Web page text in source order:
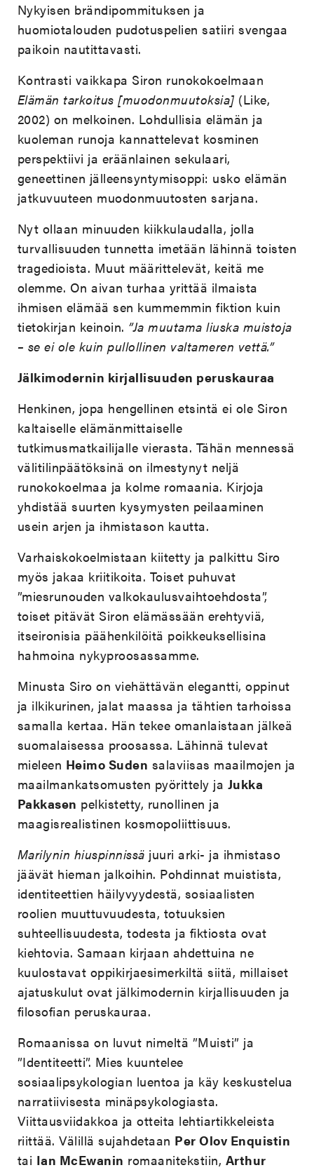
Nykyisen brändipommituksen ja
huomiotalouden pudotuspelien satiiri svengaa
paikoin nautittavasti.
Kontrasti vaikkapa Siron runokokoelmaan
Elämän tarkoitus [muodonmuutoksia] (Like,
2002) on melkoinen. Lohdullisia elämän ja
kuoleman runoja kannattelevat kosminen
perspektiivi ja eräänlainen sekulaari,
geneettinen jälleensyntymisoppi: usko elämän
jatkuvuuteen muodonmuutosten sarjana.
Nyt ollaan minuuden kiikkulaudalla, jolla
turvallisuuden tunnetta imetään lähinnä toisten
tragedioista. Muut määrittelevät, keitä me
olemme. On aivan turhaa yrittää ilmaista
ihmisen elämää sen kummemmin fiktion kuin
tietokirjan keinoin. ”Ja muutama liuska muistoja
– se ei ole kuin pullollinen valtameren vettä.”
Jälkimodernin kirjallisuuden peruskauraa
Henkinen, jopa hengellinen etsintä ei ole Siron
kaltaiselle elämänmittaiselle
tutkimusmatkailijalle vierasta. Tähän mennessä
välitilinpäätöksinä on ilmestynyt neljä
runokokoelmaa ja kolme romaania. Kirjoja
yhdistää suurten kysymysten peilaaminen
usein arjen ja ihmistason kautta.
Varhaiskokoelmistaan kiitetty ja palkittu Siro
myös jakaa kriitikoita. Toiset puhuvat
”miesrunouden valkokaulusvaihtoehdosta”,
toiset pitävät Siron elämässään erehtyviä,
itseironisia päähenkilöitä poikkeuksellisina
hahmoina nykyproosassamme.
Minusta Siro on viehättävän elegantti, oppinut
ja ilkikurinen, jalat maassa ja tähtien tarhoissa
samalla kertaa. Hän tekee omanlaistaan jälkeä
suomalaisessa proosassa. Lähinnä tulevat
mieleen Heimo Suden salaviisas maailmojen ja
maailmankatsomusten pyörittely ja Jukka
Pakkasen pelkistetty, runollinen ja
maagisrealistinen kosmopoliittisuus.
Marilynin hiuspinnissä juuri arki- ja ihmistaso
jäävät hieman jalkoihin. Pohdinnat muistista,
identiteettien häilyvyydestä, sosiaalisten
roolien muuttuvuudesta, totuuksien
suhteellisuudesta, todesta ja fiktiosta ovat
kiehtovia. Samaan kirjaan ahdettuina ne
kuulostavat oppikirjaesimerkiltä siitä, millaiset
ajatuskulut ovat jälkimodernin kirjallisuuden ja
filosofian peruskauraa.
Romaanissa on luvut nimeltä ”Muisti” ja
”Identiteetti”. Mies kuuntelee
sosiaalipsykologian luentoa ja käy keskustelua
narratiivisesta minäpsykologiasta.
Viittausviidakkoa ja otteita lehtiartikkeleista
riittää. Välillä sujahdetaan Per Olov Enquistin
tai Ian McEwanin romaanitekstiin, Arthur